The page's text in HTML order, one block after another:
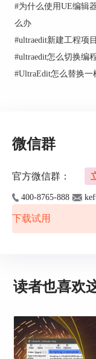
二、编写代码
#为什么使用UE编辑
么办
#ultraedit新建工程项
#ultraedit怎么切换编
#UltraEdit怎么替换
微信群
官方微信群：
400-8765-888
下载试用
读者也喜欢